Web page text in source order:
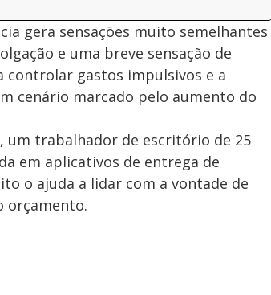
gera sensações muito semelhantes
e uma breve sensação de
controlar gastos impulsivos e a
cenário marcado pelo aumento do
um trabalhador de escritório de 25
em aplicativos de entrega de
o ajuda a lidar com a vontade de
orçamento.